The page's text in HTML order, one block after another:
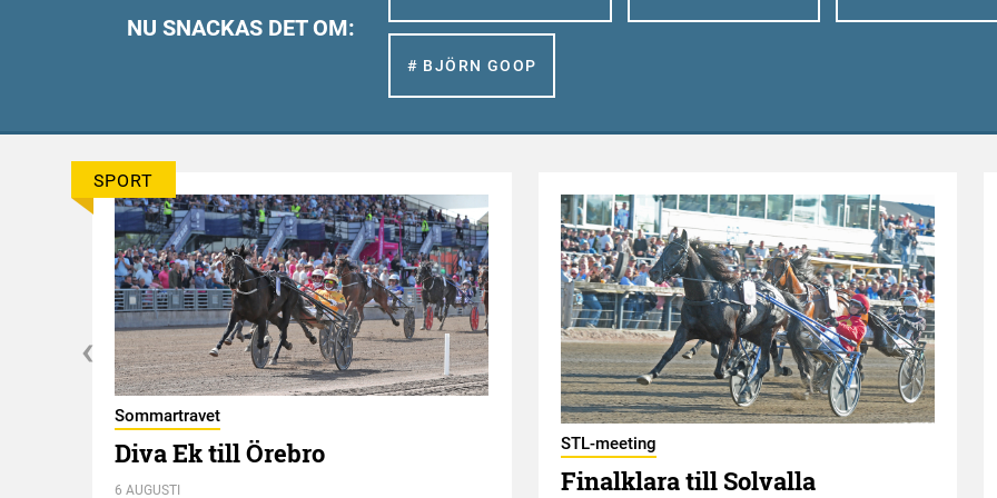
NU SNACKAS DET OM:
# BJÖRN GOOP
SPORT
Sommartravet
Diva Ek till Örebro
6 AUGUSTI
STL-meeting
Finalklara till Solvalla